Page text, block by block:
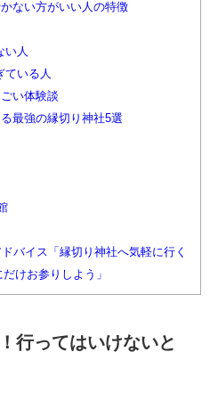
ない方がいい人の特徴
い人
ている人
い体験談
最強の縁切り神社5選
バイス「縁切り神社へ気軽に行く
けお参りしよう」
行ってはいけないと